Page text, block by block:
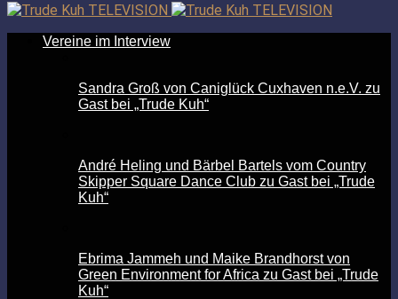
Vereine im Interview
Sandra Groß von Caniglück Cuxhaven n.e.V. zu
Gast bei „Trude Kuh“
André Heling und Bärbel Bartels vom Country
Skipper Square Dance Club zu Gast bei „Trude
Kuh“
Ebrima Jammeh und Maike Brandhorst von
Green Environment for Africa zu Gast bei „Trude
Kuh“